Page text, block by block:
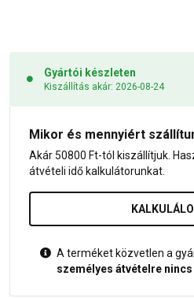
Gyártói készleten
Kiszállítás akár: 2026-08-24
Mikor és mennyiért
Akár 50800 Ft-tól kiszállítjuk.
átvételi idő kalkulátorunkat.
A terméket közvetlen a
személyes átvételre